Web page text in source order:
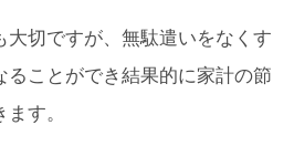
大切ですが、無駄遣いをなくす
ることができ結果的に家計の節
す。